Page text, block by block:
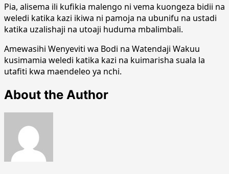
Pia, alisema ili kufikia malengo ni vema kuongeza bidii na
weledi katika kazi ikiwa ni pamoja na ubunifu na ustadi
katika uzalishaji na utoaji huduma mbalimbali.
Amewasihi Wenyeviti wa Bodi na Watendaji Wakuu
kusimamia weledi katika kazi na kuimarisha suala la
utafiti kwa maendeleo ya nchi.
About the Author